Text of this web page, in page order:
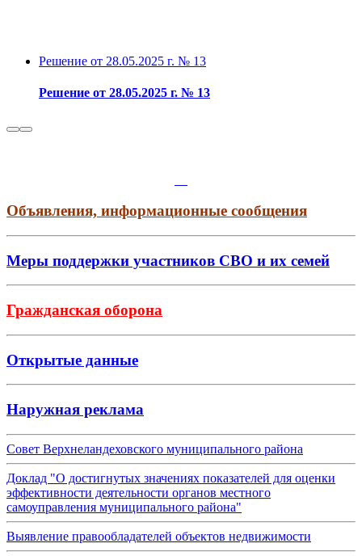
Решение от 28.05.2025 г. № 13
Решение от 28.05.2025 г. № 13
Объявления, информационные сообщения
Меры поддержки участников СВО и их семей
Гражданская оборона
Открытые данные
Наружная реклама
Совет Верхнеландеховского муниципального района
Доклад "О достигнутых значениях показателей для оценки
эффективности деятельности органов местного
самоуправления муниципального района"
Выявление правообладателей объектов недвижимости